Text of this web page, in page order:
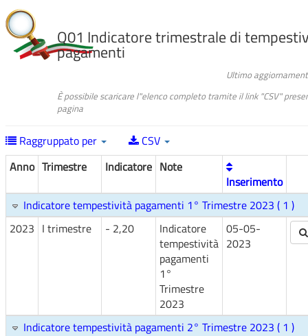
Q01 Indicatore trimestrale di
pagamenti
Ultimo
È possibile scaricare l"elenco completo tramite il link "CSV"
pagina
Raggruppato per
CSV
Anno Trimestre Indicatore Note
Inserimento
Indicatore tempestività pagamenti 1° Trimestre 2023 ( 1 )
2023 I trimestre - 2,20
Indicatore
tempestività
pagamenti
1°
Trimestre
2023
05-05-
2023
Indicatore tempestività pagamenti 2° Trimestre 2023 ( 1 )